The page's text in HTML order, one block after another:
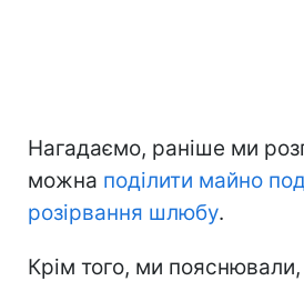
Нагадаємо, раніше ми
можна поділити майно
розірвання шлюбу.
Крім того, ми пояснювали,